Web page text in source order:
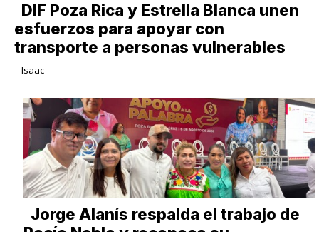
DIF Poza Rica y Estrella Blanca unen
esfuerzos para apoyar con
transporte a personas vulnerables
Isaac
Jorge Alanís respalda el trabajo de